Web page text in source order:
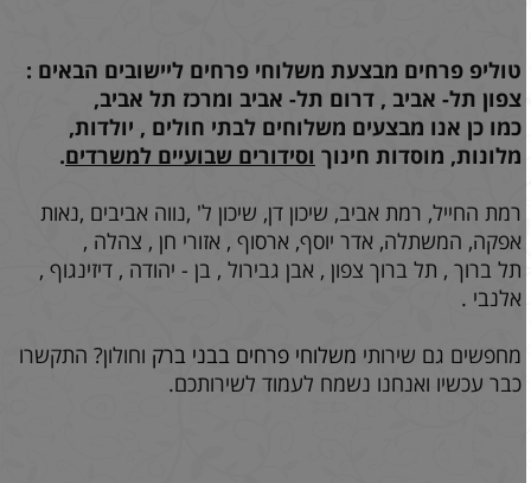
טוליפ פרחים מבצעת משלוחי פרחים ליישובים הבאים :
צפון תל- אביב , דרום תל- אביב ומרכז תל אביב,
כמו כן אנו מבצעים משלוחים לבתי חולים , יולדות,
מלונות, מוסדות חינוך וסידורים שבועיים למשרדים.
רמת החייל, רמת אביב, שיכון דן, שיכון ל' ,נווה אביבים ,נאות
אפקה, המשתלה, אדר יוסף, ארסוף , אזורי חן , צהלה ,
תל ברוך , תל ברוך צפון , אבן גבירול , בן - יהודה , דיזינגוף ,
אלנבי .
מחפשים גם שירותי משלוחי פרחים בבני ברקוחולון? התקשרו
כבר עכשיו ואנחנו נשמח לעמוד לשירותכם.